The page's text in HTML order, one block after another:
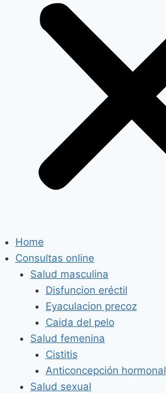
Home
Consultas online
Salud masculina
Disfuncion eréctil
Eyaculacion precoz
Caida del pelo
Salud femenina
Cistitis
Anticoncepción hormonal
Salud sexual